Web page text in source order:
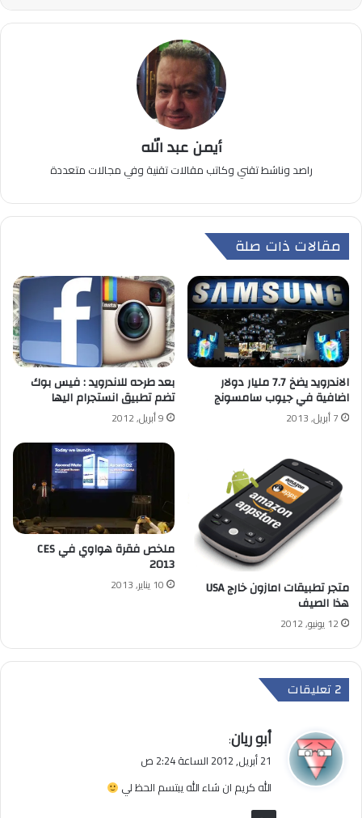
أيمن عبد الله
راصد وناشط تقني وكاتب مقالات تقنية وفي مجالات متعددة
مقالات ذات صلة
الاندرويد يضخ 7.7 مليار دولار
اضافية في جيوب سامسونج
7 أبريل, 2013
بعد طرحه للاندرويد : فيس بوك
تضم تطبيق انستجرام اليها
9 أبريل, 2012
متجر تطبيقات امازون خارج USA
هذا الصيف
12 يونيو, 2012
ملخص فقرة هواوي في CES
2013
10 يناير, 2013
‫2 تعليقات
ي
ق
ل
أبو ريان:
21 أبريل, 2012 الساعة 2:24 ص
الله كريم ان شاء الله يبتسم الحظ لي